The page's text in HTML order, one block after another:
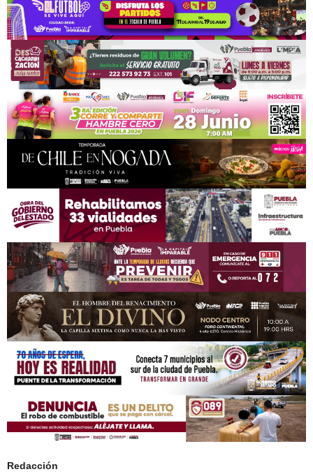
Redacción